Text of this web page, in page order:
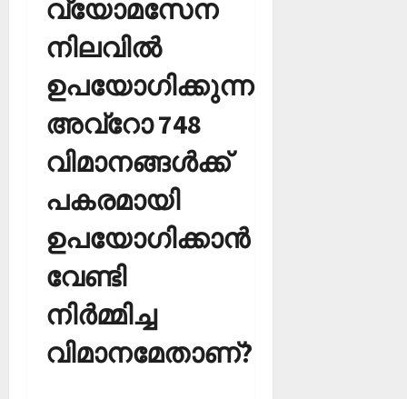
വ്യോമസേന
നിലവില്‍
ഉപയോഗിക്കുന്ന
അവ്‌റോ 748
വിമാനങ്ങള്‍ക്ക്
പകരമായി
ഉപയോഗിക്കാന്‍
വേണ്ടി
നിര്‍മ്മിച്ച
വിമാനമേതാണ്?